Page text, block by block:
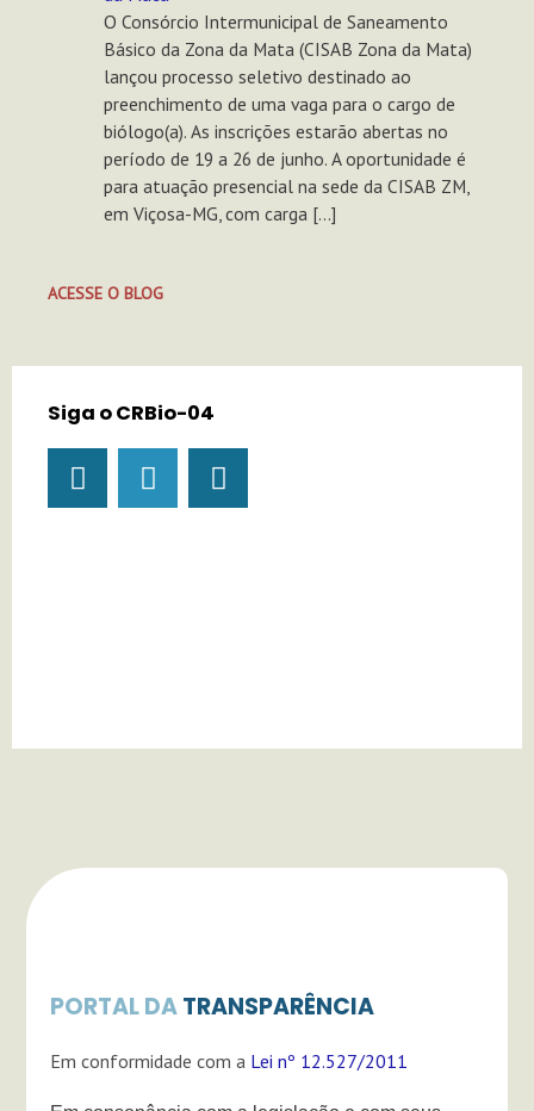
O Consórcio Intermunicipal de Saneamento
Básico da Zona da Mata (CISAB Zona da Mata)
lançou processo seletivo destinado ao
preenchimento de uma vaga para o cargo de
biólogo(a). As inscrições estarão abertas no
período de 19 a 26 de junho. A oportunidade é
para atuação presencial na sede da CISAB ZM,
em Viçosa-MG, com carga […]
ACESSE O BLOG
Siga o CRBio-04
I
n
Y
o
T
i
PORTAL DATRANSPARÊNCIA
Em conformidade com a Lei nº 12.527/2011